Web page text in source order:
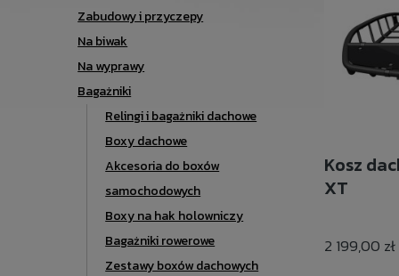
Zabudowy i przyczepy
Na biwak
Na wyprawy
Bagażniki
Relingi i bagażniki dachowe
Boxy dachowe
Akcesoria do boxów
samochodowych
Boxy na hak holowniczy
Bagażniki rowerowe
Zestawy boxów dachowych
Kosz
XT
2 199,00 zł